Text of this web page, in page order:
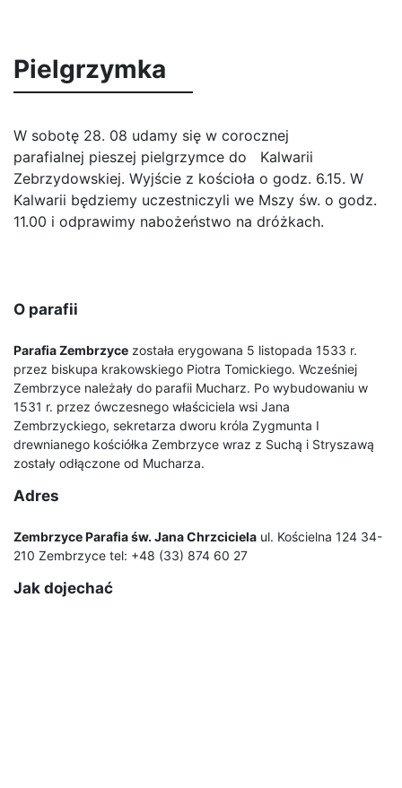
Pielgrzymka
W sobotę 28. 08 udamy się w corocznej
parafialnej pieszej pielgrzymce do Kalwarii
Zebrzydowskiej. Wyjście z kościoła o godz. 6.15. W
Kalwarii będziemy uczestniczyli we Mszy św. o godz.
11.00 i odprawimy nabożeństwo na dróżkach.
O parafii
Parafia Zembrzyce została erygowana 5 listopada 1533 r.
przez biskupa krakowskiego Piotra Tomickiego. Wcześniej
Zembrzyce należały do parafii Mucharz. Po wybudowaniu w
1531 r. przez ówczesnego właściciela wsi Jana
Zembrzyckiego, sekretarza dworu króla Zygmunta I
drewnianego kościółka Zembrzyce wraz z Suchą i Stryszawą
zostały odłączone od Mucharza.
Adres
Zembrzyce Parafia św. Jana Chrzciciela ul. Kościelna 124 34-
210 Zembrzyce tel: +48 (33) 874 60 27
Jak dojechać